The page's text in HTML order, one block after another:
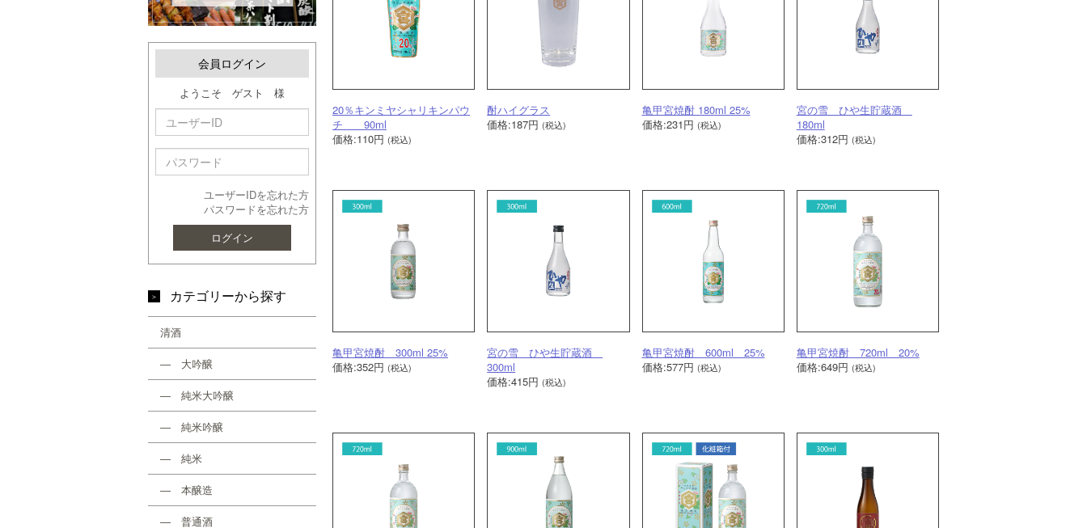
会員ログイン
ようこそ ゲスト 様
ユーザーIDを忘れた方
パスワードを忘れた方
ログイン
カテゴリーから探す
清酒
― 大吟醸
― 純米大吟醸
― 純米吟醸
― 純米
― 本醸造
― 普通酒
20％キンミヤシャリキンパウ
チ 90ml
価格:110円 (税込)
酎ハイグラス
価格:187円 (税込)
亀甲宮焼酎 180ml 25%
価格:231円 (税込)
宮の雪 ひや生貯蔵酒
180ml
価格:312円 (税込)
亀甲宮焼酎 300ml 25%
価格:352円 (税込)
宮の雪 ひや生貯蔵酒
300ml
価格:415円 (税込)
亀甲宮焼酎 600ml 25%
価格:577円 (税込)
亀甲宮焼酎 720ml 20%
価格:649円 (税込)